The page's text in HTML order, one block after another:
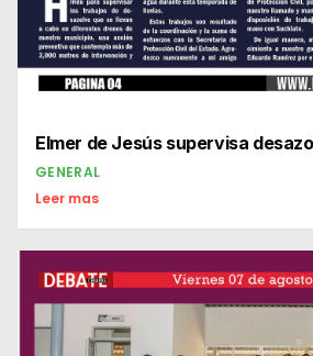
Elmer de Jesús supervisa
GENERAL
Leer mas